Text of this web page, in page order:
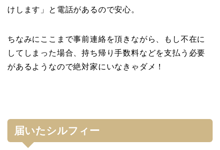
けします」と電話があるので安心。
ちなみにここまで事前連絡を頂きながら、もし不在に
してしまった場合、持ち帰り手数料などを支払う必要
があるようなので絶対家にいなきゃダメ！
届いたシルフィー